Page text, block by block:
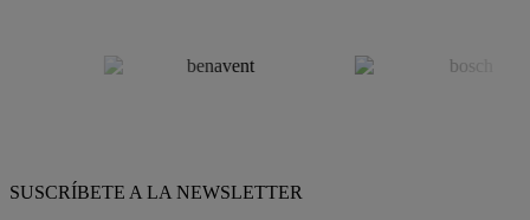
SUSCRÍBETE A LA NEWSLETTER